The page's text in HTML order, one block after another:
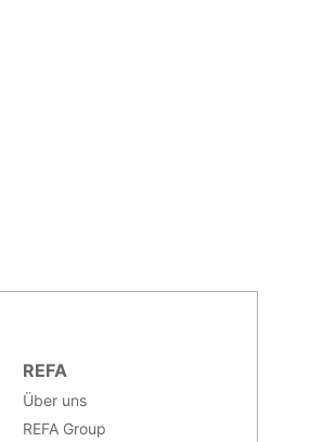
REFA
Über uns
REFA Group